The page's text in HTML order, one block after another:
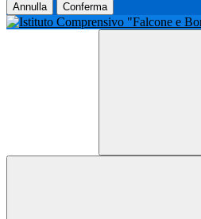
Annulla Conferma